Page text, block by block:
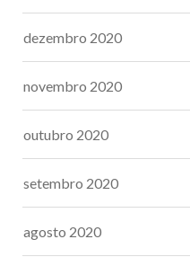
dezembro 2020
novembro 2020
outubro 2020
setembro 2020
agosto 2020